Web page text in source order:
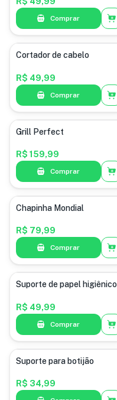
Comprar
Cortador de cabelo
R$ 49,99
Comprar
Grill Perfect
R$ 159,99
Comprar
Chapinha Mondial
R$ 79,99
Comprar
Suporte de papel higiênico
R$ 49,99
Comprar
Suporte para botijão
R$ 34,99